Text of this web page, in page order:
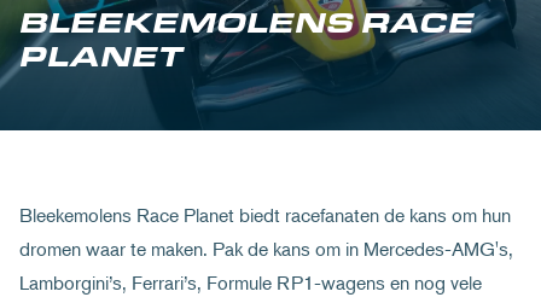
BLEEKEMOLENS RACE
PLANET
Bleekemolens Race Planet biedt racefanaten de kans om hun
dromen waar te maken. Pak de kans om in Mercedes-AMG's,
Lamborgini’s, Ferrari’s, Formule RP1-wagens en nog vele